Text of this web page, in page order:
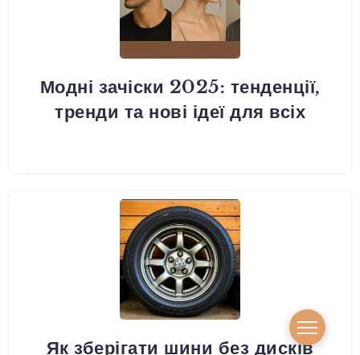
Модні зачіски 2025: тенденції,
тренди та нові ідеї для всіх
Як зберігати шини без дисків